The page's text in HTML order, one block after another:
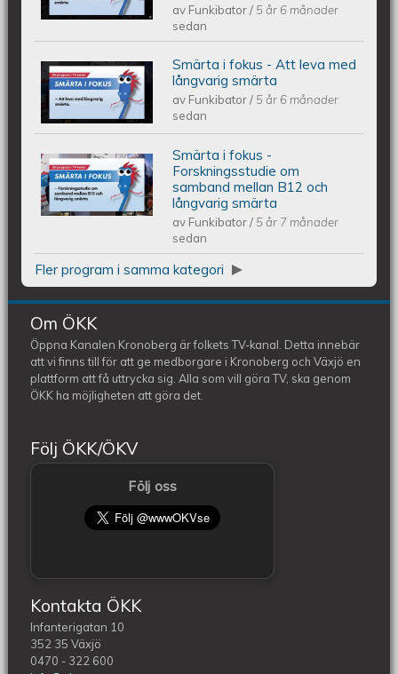
till forskning om långvarig smärta
av Funkibator/ 5 år 6 månader
sedan
Smärta i fokus - Att leva med
långvarig smärta
Smärta i fokus - Att leva med
långvarig smärta
av Funkibator/ 5 år 6 månader
sedan
Smärta i fokus - Forskningsstudie om
samband mellan B12 och långvarig
smärta
Smärta i fokus -
Forskningsstudie om
samband mellan B12 och
långvarig smärta
av Funkibator/ 5 år 7 månader
sedan
Fler program i samma kategori
Om ÖKK
Öppna Kanalen Kronoberg är folkets TV-kanal. Detta innebär
att vi finns till för att ge medborgare i Kronoberg och Växjö en
plattform att få uttrycka sig. Alla som vill göra TV, ska genom
ÖKK ha möjligheten att göra det.
Följ ÖKK/ÖKV
Följ oss
Kontakta ÖKK
Infanterigatan 10
352 35 Växjö
0470 - 322 600